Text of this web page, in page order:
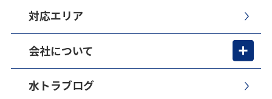
対応エリア
会社について
水トラブログ